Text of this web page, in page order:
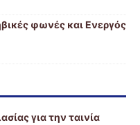
φωνές και Ενεργός
για την ταινία